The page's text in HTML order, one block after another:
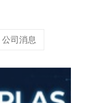
公司消息